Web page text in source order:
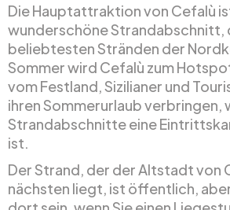
Die Hauptattraktion von Cefalù
wunderschöne Strandabschnitt,
beliebtesten Stränden der
Sommer wird Cefalù zum
vom Festland, Sizilianer und
ihren Sommerurlaub verbringen,
Strandabschnitte eine
ist.
Der Strand, der der Altstadt von
nächsten liegt, ist öffentlich,